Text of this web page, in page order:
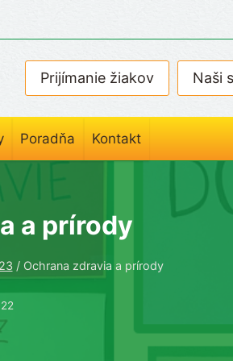
Prijímanie žiakov Naši
Poradňa Kontakt
a prírody
/ Ochrana zdravia a prírody